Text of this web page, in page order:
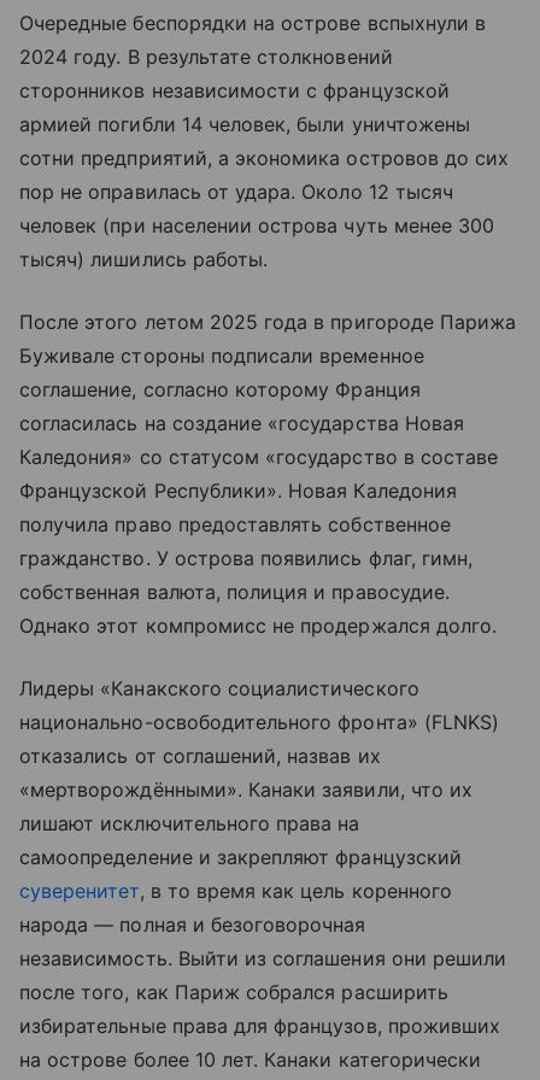
Очередные беспорядки на острове вспыхнули в
2024 году. В результате столкновений
сторонников независимости с французской
армией погибли 14 человек, были уничтожены
сотни предприятий, а экономика островов до сих
пор не оправилась от удара. Около 12 тысяч
человек (при населении острова чуть менее 300
тысяч) лишились работы.
После этого летом 2025 года в пригороде Парижа
Буживале стороны подписали временное
соглашение, согласно которому Франция
согласилась на создание «государства Новая
Каледония» со статусом «государство в составе
Французской Республики». Новая Каледония
получила право предоставлять собственное
гражданство. У острова появились флаг, гимн,
собственная валюта, полиция и правосудие.
Однако этот компромисс не продержался долго.
Лидеры «Канакского социалистического
национально-освободительного фронта» (FLNKS)
отказались от соглашений, назвав их
«мертворождёнными». Канаки заявили, что их
лишают исключительного права на
самоопределение и закрепляют французский
суверенитет, в то время как цель коренного
народа — полная и безоговорочная
независимость. Выйти из соглашения они решили
после того, как Париж собрался расширить
избирательные права для французов, проживших
на острове более 10 лет. Канаки категорически